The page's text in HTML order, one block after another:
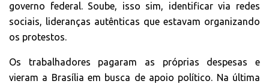
governo federal. Soube, isso sim, identificar via redes
sociais, lideranças autênticas que estavam organizando
os protestos.
Os trabalhadores pagaram as próprias despesas e
vieram a Brasília em busca de apoio político. Na última